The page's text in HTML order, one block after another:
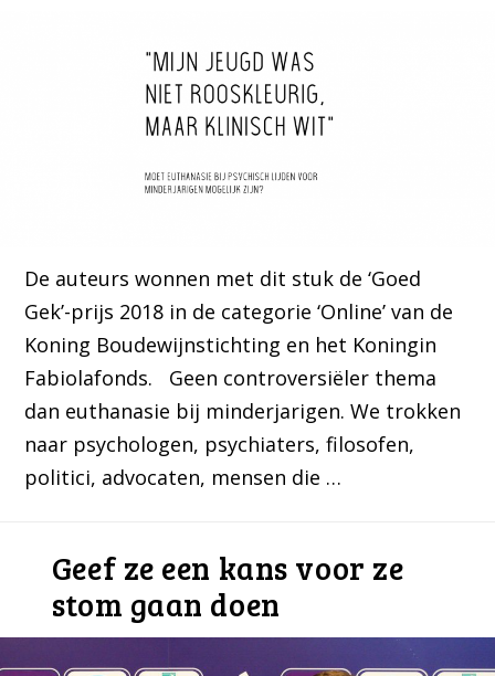
De auteurs wonnen met dit stuk de ‘Goed
Gek’-prijs 2018 in de categorie ‘Online’ van de
Koning Boudewijnstichting en het Koningin
Fabiolafonds. Geen controversiëler thema
dan euthanasie bij minderjarigen. We trokken
naar psychologen, psychiaters, filosofen,
politici, advocaten, mensen die …
Geef ze een kans voor ze
stom gaan doen